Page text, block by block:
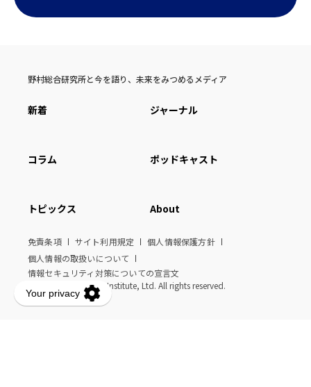
野村総合研究所と今を語り、未来をみつめるメディア
新着 ジャーナル
コラム ポッドキャスト
トピックス About
免責条項 サイト利用規定
個人情報保護方針
個人情報の取扱いについて
情報セキュリティ対策についての宣言文
© Nomura Research Institute, Ltd. All rights reserved.